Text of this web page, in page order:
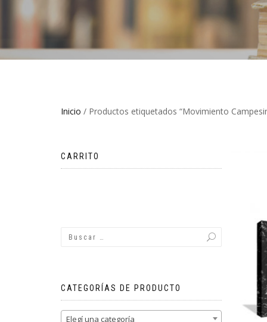
Inicio / Productos etiquetados “Movimiento
CARRITO
CATEGORÍAS DE PRODUCTO
Elegí una categoría